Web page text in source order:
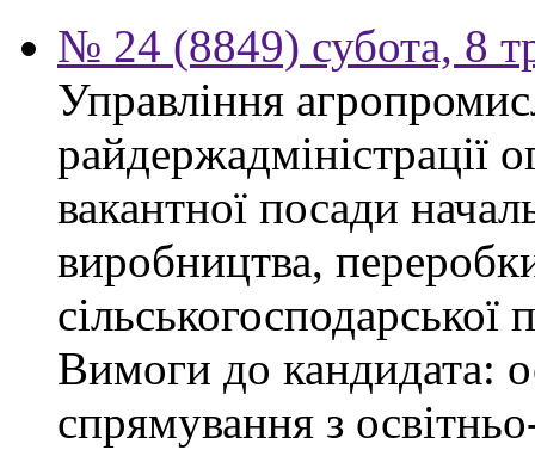
№ 24 (8849) субота, 8
Управління
райдержадміністрації
вакантної посади
виробництва,
сільськогосподарської
Вимоги до кандидата:
спрямування з